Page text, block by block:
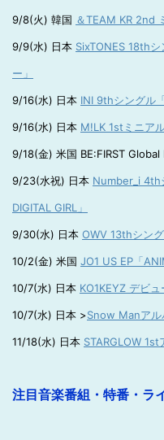
9/8(火) 韓国 ＆TEAM KR 2nd
9/9(水) 日本 SixTONES 18th
ー」
9/16(水) 日本 INI 9thシングル
9/16(水) 日本 M!LK 1stミニア
9/18(金) 米国 BE:FIRST Global
9/23(水祝) 日本 Number_i 4th
DIGITAL GIRL」
9/30(水) 日本 OWV 13thシン
10/2(金) 米国 JO1 US EP「
10/7(水) 日本 KO1KEYZ デビュ
10/7(水) 日本 >Snow Manアル
11/18(水) 日本 STARGLOW 1st
注目音楽番組・特番・ラ